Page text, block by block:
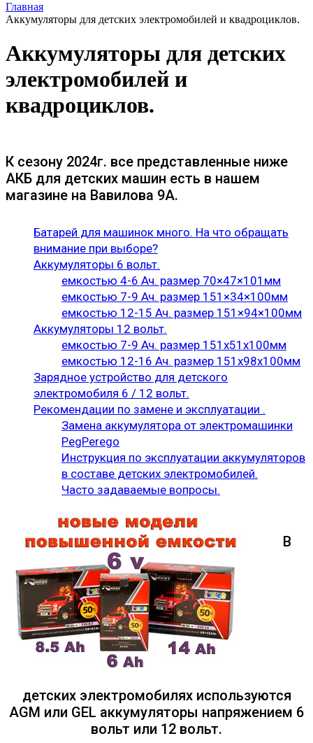
Главная
Аккумуляторы для детских электромобилей и квадроциклов.
Аккумуляторы для детских
электромобилей и
квадроциклов.
К сезону 2024г. все представленные ниже
АКБ для детских машин есть в нашем
магазине на Вавилова 9А.
Батарей для машинок много. На что обращать
внимание при выборе?
Аккумуляторы 6 вольт.
емкостью 4-6 Ач. размер 70×47×101мм
емкостью 7-9 Ач. размер 151×34×100мм
емкостью 12-15 Ач. размер 151×94×100мм
Аккумуляторы 12 вольт.
емкостью 7-9 Ач. размер 151х51х100мм
емкостью 12-16 Ач. размер 151х98х100мм
Зарядное устройство для детского
электромобиля 6 / 12 вольт.
Рекомендации по замене и эксплуатации .
Замена аккумулятора от электромашинки
PegPerego
Инструкция по эксплуатации аккумуляторов
в составе детских электромобилей.
Часто задаваемые вопросы.
В
детских электромобилях используются
AGM или GEL аккумуляторы напряжением 6
вольт или 12 вольт.